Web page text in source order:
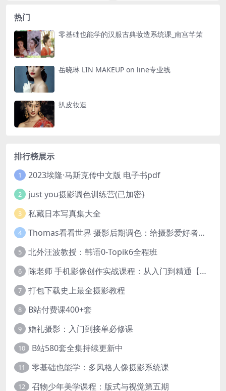
热门
零基础也能学的汉服古典妆造系统课_南宫芊茉
岳晓琳 LIN MAKEUP on line专业线
扒皮妆造
排行榜展示
1 2023埃隆·马斯克传中文版 电子书pdf
2 just you摄影调色训练营(已加密}
3 私藏日本写真集大全
4 Thomas看看世界 摄影后期调色：给摄影爱好者的色彩课 网盘下载
5 北外汪波教授：韩语0-Topik6全程班
6 陈老师 手机影像创作实战课程：从入门到精通【完结】
7 打包下载史上最全摄影教程
8 B站付费课400+套
9 婚礼摄影：入门到接单必修课
10 B站580套全集持续更新中
11 零基础也能学：多风格人像摄影系统课
12 召物少年美学课程：版式与视觉第五期